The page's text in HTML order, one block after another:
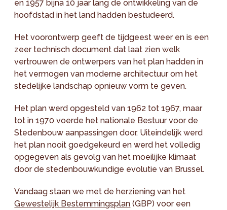
en 1957 bijna 10 jaar lang de ontwikkeling van de
hoofdstad in het land hadden bestudeerd.
Het voorontwerp geeft de tijdgeest weer en is een
zeer technisch document dat laat zien welk
vertrouwen de ontwerpers van het plan hadden in
het vermogen van moderne architectuur om het
stedelijke landschap opnieuw vorm te geven.
Het plan werd opgesteld van 1962 tot 1967, maar
tot in 1970 voerde het nationale Bestuur voor de
Stedenbouw aanpassingen door. Uiteindelijk werd
het plan nooit goedgekeurd en werd het volledig
opgegeven als gevolg van het moeilijke klimaat
door de stedenbouwkundige evolutie van Brussel.
Vandaag staan we met de herziening van het
Gewestelijk Bestemmingsplan (GBP) voor een